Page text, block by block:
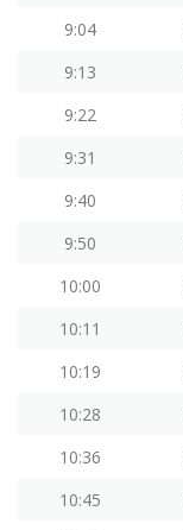
9:04
9:13
9:22
9:31
9:40
9:50
10:00
10:11
10:19
10:28
10:36
10:45